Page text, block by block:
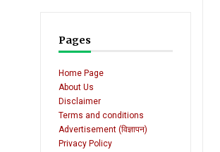
Pages
Home Page
About Us
Disclaimer
Terms and conditions
Advertisement (विज्ञापन)
Privacy Policy